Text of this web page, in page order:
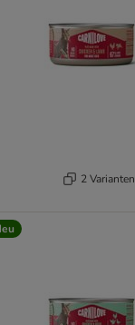
2 Varianten